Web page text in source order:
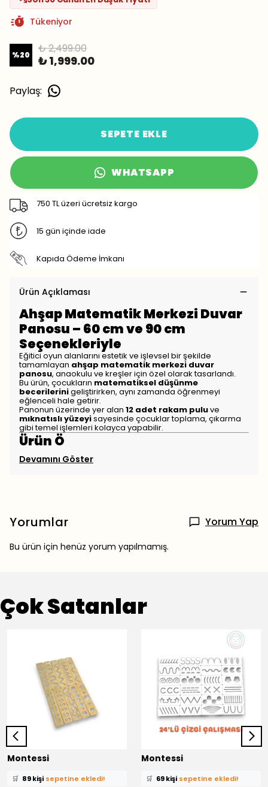
Tükeniyor
%20 ₺ 2,499.00
₺ 1,999.00
Paylaş:
SEPETE EKLE
WHATSAPP
750 TL üzeri ücretsiz kargo
15 gün içinde iade
Kapıda Ödeme İmkanı
Ürün Açıklaması
Ahşap Matematik Merkezi Duvar
Panosu – 60 cm ve 90 cm
Seçenekleriyle
Eğitici oyun alanlarını estetik ve işlevsel bir şekilde
tamamlayan ahşap matematik merkezi duvar
panosu, anaokulu ve kreşler için özel olarak tasarlandı.
Bu ürün, çocukların matematiksel düşünme
becerilerinigeliştirirken, aynı zamanda öğrenmeyi
eğlenceli hale getirir.
Panonun üzerinde yer alan 12 adet rakam puluve
mıknatıslı yüzeyisayesinde çocuklar toplama, çıkarma
gibi temel işlemleri kolayca yapabilir.
Ürün Ö
Devamını Göster
Yorumlar Yorum Yap
Bu ürün için henüz yorum yapılmamış.
Çok Satanlar
Montessi
✅ Bugün 59 adetsatıldı
Montessi
✅ Bugün39 adetsatıldı